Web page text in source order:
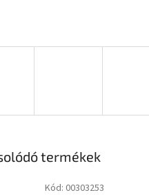
termékek
Kód: 00303253